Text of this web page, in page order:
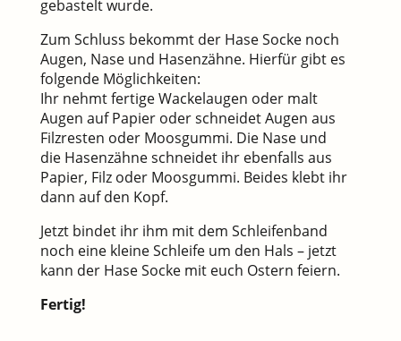
Zum Schluss bekommt der Hase Socke noch
Augen, Nase und Hasenzähne. Hierfür gibt es
folgende Möglichkeiten:
Ihr nehmt fertige Wackelaugen oder malt
Augen auf Papier oder schneidet Augen aus
Filzresten oder Moosgummi. Die Nase und
die Hasenzähne schneidet ihr ebenfalls aus
Papier, Filz oder Moosgummi. Beides klebt ihr
dann auf den Kopf.
Jetzt bindet ihr ihm mit dem Schleifenband
noch eine kleine Schleife um den Hals – jetzt
kann der Hase Socke mit euch Ostern feiern.
Fertig!